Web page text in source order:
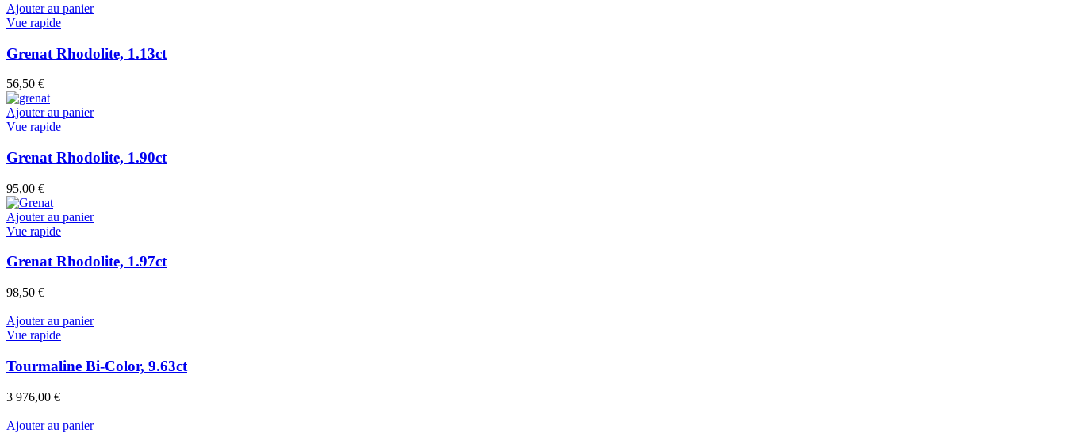
Ajouter au panier
Vue rapide
Grenat Rhodolite, 1.13ct
56,50 €
Ajouter au panier
Vue rapide
Grenat Rhodolite, 1.90ct
95,00 €
Ajouter au panier
Vue rapide
Grenat Rhodolite, 1.97ct
98,50 €
Ajouter au panier
Vue rapide
Tourmaline Bi-Color, 9.63ct
3 976,00 €
Ajouter au panier